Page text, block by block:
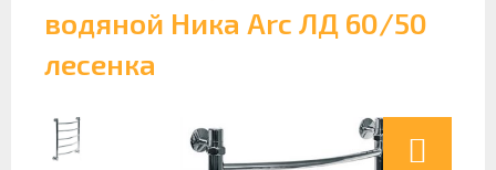
водяной Ника Arc ЛД 60/50
лесенка